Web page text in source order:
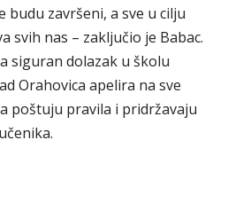
završeni, a sve u cilju
svih nas – zaključio je Babac.
siguran dolazak u školu
Orahovica apelira na sve
poštuju pravila i pridržavaju